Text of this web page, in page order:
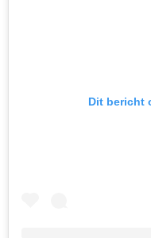
Dit bericht